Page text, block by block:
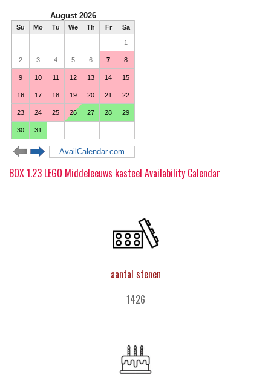
BOX 1.23 LEGO Middeleeuws kasteel Availability Calendar
aantal stenen
1426